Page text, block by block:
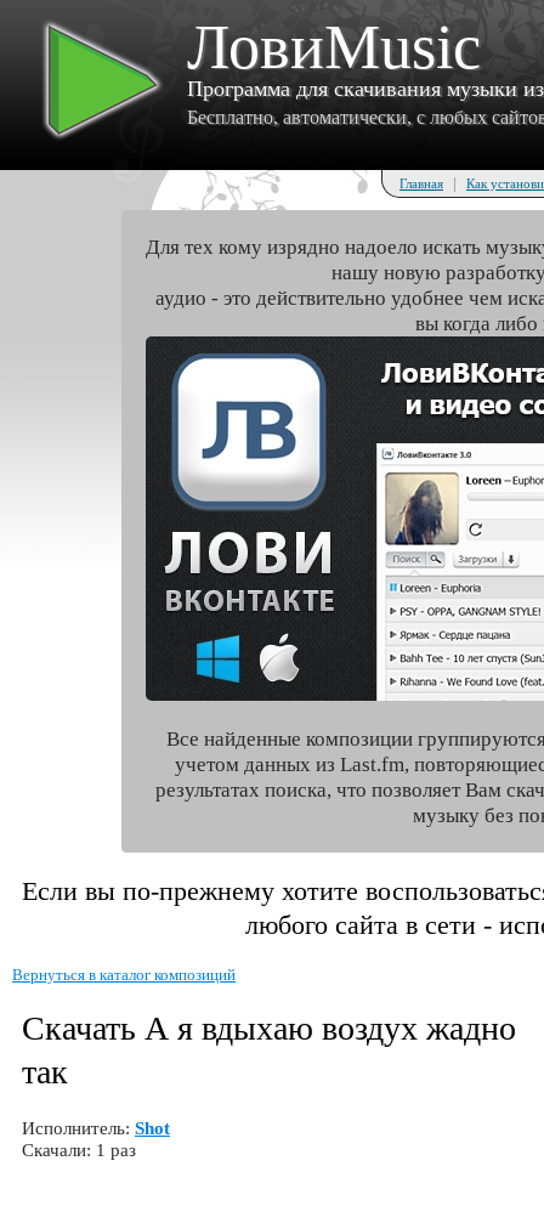
ЛовиMusic
Программа для скачивания музыки
Бесплатно, автоматически, с любых
Главная | Как
Для тех кому изрядно надоело искать
нашу новую
аудио - это действительно удобнее чем
вы когда либо
Все найденные композиции
учетом данных из Last.fm,
результатах поиска, что позволяет Вам
музыку без
Если вы по-прежнему хотите
любого сайта в сети -
Вернуться в каталог композиций
Скачать А я вдыхаю воздух жадно
так
Исполнитель: Shot
Скачали: 1 раз